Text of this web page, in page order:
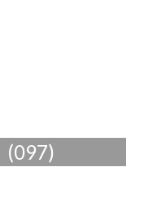
(097)